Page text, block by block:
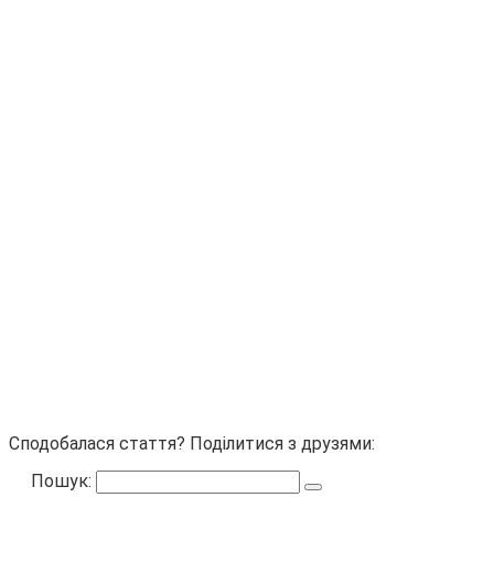
Сподобалася стаття? Поділитися з друзями:
Пошук: